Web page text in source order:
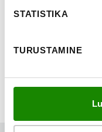
STATISTIKA
TURUSTAMINE